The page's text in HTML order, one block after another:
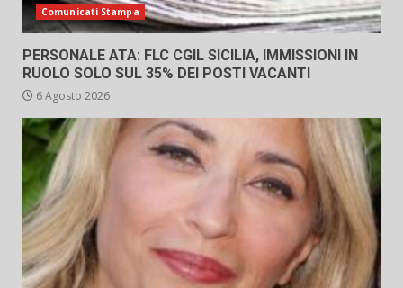
Comunicati Stampa
PERSONALE ATA: FLC CGIL SICILIA, IMMISSIONI IN
RUOLO SOLO SUL 35% DEI POSTI VACANTI
6 Agosto 2026